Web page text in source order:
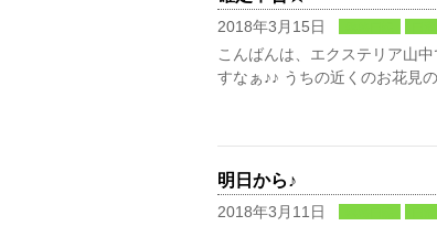
2018年3月15日
こんばんは、エクステリア山
すなぁ♪♪ うちの近くのお花見
明日から♪
2018年3月11日